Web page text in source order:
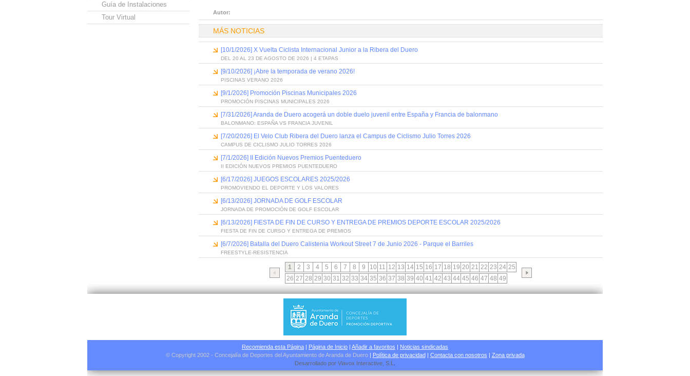
Guía de Instalaciones
Tour Virtual
Autor:
MÁS NOTICIAS
[10/1/2026] X Vuelta Ciclista Internacional Junior a la Ribera del Duero
DEL 20 AL 23 DE AGOSTO DE 2026 | 4 ETAPAS
[9/10/2026] ¡Abre la temporada de verano 2026!
PISCINAS VERANO 2026
[9/1/2026] Promoción Piscinas Municipales 2026
PROMOCIÓN PISCINAS MUNICIPALES 2026
[7/31/2026] Aranda de Duero acogerá un doble duelo juvenil entre España y Francia de balonmano
BALONMANO: ESPAÑA VS FRANCIA JUVENIL
[7/20/2026] El Velo Club Ribera del Duero lanza el Campus de Ciclismo Julio Torres 2026
CAMPUS DE CICLISMO JULIO TORRES 2026
[7/1/2026] II Edición Nuevos Premios Puenteduero
II EDICIÓN NUEVOS PREMIOS PUENTEDUERO
[6/17/2026] JUEGOS ESCOLARES 2025/2026
PROMOVIENDO EL DEPORTE Y LOS VALORES
[6/13/2026] JORNADA DE GOLF ESCOLAR
JORNADA DE PROMOCIÓN DE GOLF ESCOLAR
[6/13/2026] FIESTA DE FIN DE CURSO Y ENTREGA DE PREMIOS DEPORTE ESCOLAR 2025/2026
FIESTA DE FIN DE CURSO Y ENTREGA DE PREMIOS
[6/7/2026] Batalla del Duero Calistenia Workout Street 7 de Junio 2026 - Parque el Barriles
FREESTYLE-RESISTENCIA
1 2 3 4 5 6 7 8 9 10 11 12 13 14 15 16 17 18 19 20 21 22 23 24 25
26 27 28 29 30 31 32 33 34 35 36 37 38 39 40 41 42 43 44 45 46 47 48 49
Recomienda esta Página | Página de Inicio | Añadir a favoritos | Noticias sindicadas
© Copyright 2002 - Concejalía de Deportes del Ayuntamiento de Aranda de Duero| Política de privacidad| Contacta con nosotros | Zona privada
Desarrollado por Viavox Interactive , S.L